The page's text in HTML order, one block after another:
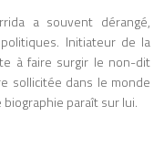
a souvent dérangé,
Initiateur de la
à faire surgir le non-dit
sollicitée dans le monde
paraît sur lui.
dans ce qu’il transmet
dont il transforme les
individuels et collectifs.
l’histoire des sociétés à
des technologies de